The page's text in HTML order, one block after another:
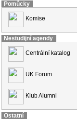
Pomůcky
Komise
Nestudijní agendy
Centrální katalog
UK Forum
Klub Alumni
Ostatní